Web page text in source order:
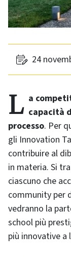
24
La competitività dell’Italia si basa sulla capacità
processo. Per
gli Innovation
contribuire al
in materia. Si
ciascuno che
community per
vedranno la
school più
più innovative a